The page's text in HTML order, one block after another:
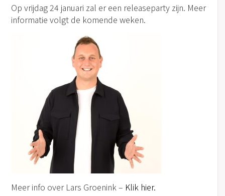
Op vrijdag 24 januari zal er een releaseparty zijn. Meer
informatie volgt de komende weken.
Meer info over Lars Groenink – Klik hier.